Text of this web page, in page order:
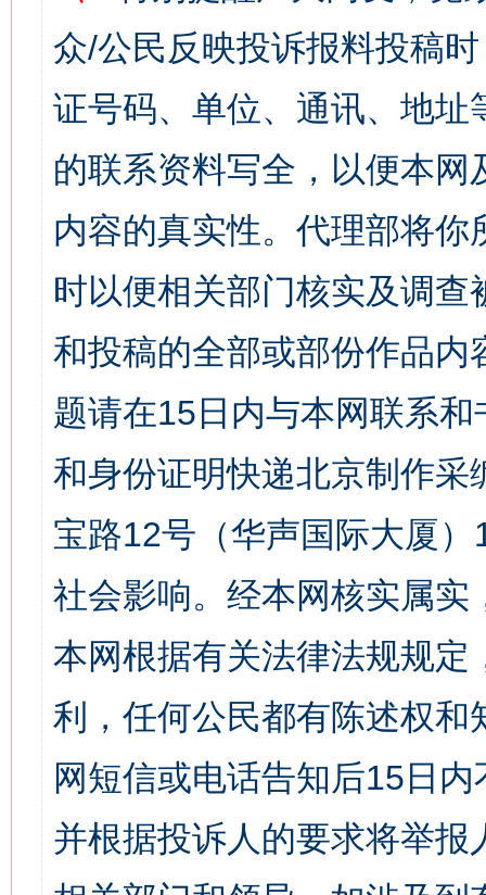
众/公民反映投诉报料投稿
证号码、单位、通讯、地
的联系资料写全，以便本
内容的真实性。代理部将
时以便相关部门核实及调
和投稿的全部或部份作品
题请在15日内与本网联系
和身份证明快递北京制作
宝路12号（华声国际大厦
社会影响。经本网核实属
本网根据有关法律法规规
利，任何公民都有陈述权
网短信或电话告知后15日
并根据投诉人的要求将举